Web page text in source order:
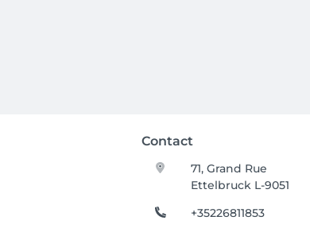
Contact
71, Grand Rue
Ettelbruck L-9051
+35226811853